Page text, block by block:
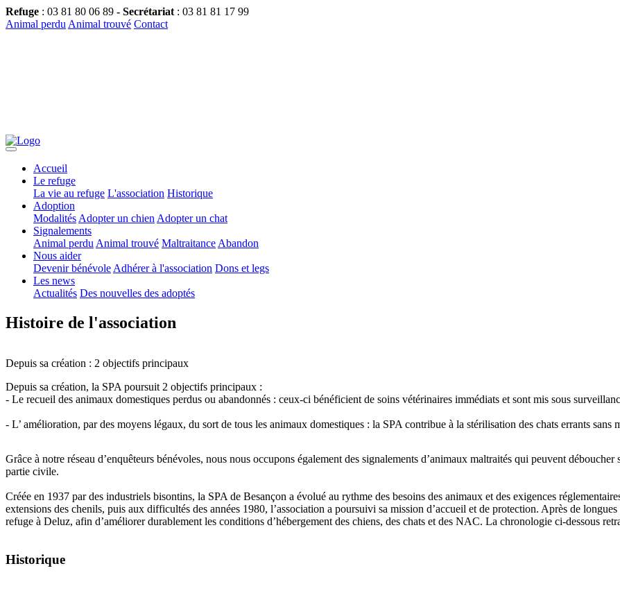
Refuge : 03 81 80 06 89 - Secrétariat : 03 81 81 17 99
Animal perdu Animal trouvé Contact
Accueil
Le refuge
La vie au refuge L'association Historique
Adoption
Modalités Adopter un chien Adopter un chat
Signalements
Animal perdu Animal trouvé Maltraitance Abandon
Nous aider
Devenir bénévole Adhérer à l'association Dons et legs
Les news
Actualités Des nouvelles des adoptés
Histoire de l'association
Depuis sa création : 2 objectifs principaux
Depuis sa création, la SPA poursuit 2 objectifs principaux :
- Le recueil des animaux domestiques perdus ou abandonnés : ceux-ci bénéficient de soins vétérinaires immédiats et sont mis sous
- L’ amélioration, par des moyens légaux, du sort de tous les animaux domestiques : la SPA contribue à la stérilisation des chats errants sans
Grâce à notre réseau d’enquêteurs bénévoles, nous nous occupons également des signalements d’animaux maltraités qui peuvent
partie civile.
Créée en 1937 par des industriels bisontins, la SPA de Besançon a évolué au rythme des besoins des animaux et des exigences
extensions des chenils, puis aux difficultés des années 1980, l’association a poursuivi sa mission d’accueil et de protection. Après de
refuge à Deluz, afin d’améliorer durablement les conditions d’hébergement des chiens, des chats et des NAC. La chronologie ci-dessous
Historique